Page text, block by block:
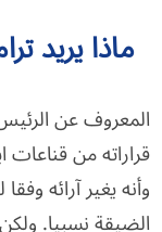
ماذا يريد
المعروف عن
قراراته من
وأنه يغير آرائه
الضيقة نسبيا.